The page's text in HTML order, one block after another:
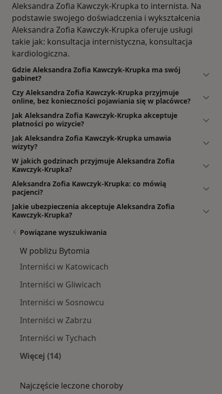
Aleksandra Zofia Kawczyk-Krupka to internista. Na
podstawie swojego doświadczenia i wykształcenia
Aleksandra Zofia Kawczyk-Krupka oferuje usługi
takie jak: konsultacja internistyczna, konsultacja
kardiologiczna.
Gdzie Aleksandra Zofia Kawczyk-Krupka ma swój
gabinet?
Czy Aleksandra Zofia Kawczyk-Krupka przyjmuje
online, bez konieczności pojawiania się w placówce?
Jak Aleksandra Zofia Kawczyk-Krupka akceptuje
płatności po wizycie?
Jak Aleksandra Zofia Kawczyk-Krupka umawia
wizyty?
W jakich godzinach przyjmuje Aleksandra Zofia
Kawczyk-Krupka?
Aleksandra Zofia Kawczyk-Krupka: co mówią
pacjenci?
Jakie ubezpieczenia akceptuje Aleksandra Zofia
Kawczyk-Krupka?
Powiązane wyszukiwania
W pobliżu Bytomia
Interniści w Katowicach
Interniści w Gliwicach
Interniści w Sosnowcu
Interniści w Zabrzu
Interniści w Tychach
Więcej (14)
Najczęście leczone choroby